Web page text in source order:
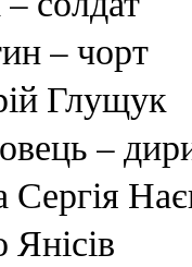
– чорт
Глущук
–
Сергія